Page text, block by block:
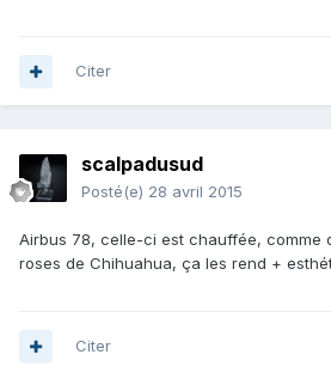
Citer
scalpadusud
Posté(e) 28 avril 2015
Airbus 78, celle-ci est chauffée, comme
roses de Chihuahua, ça les rend +
Citer